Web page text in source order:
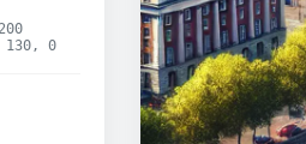
130, 0